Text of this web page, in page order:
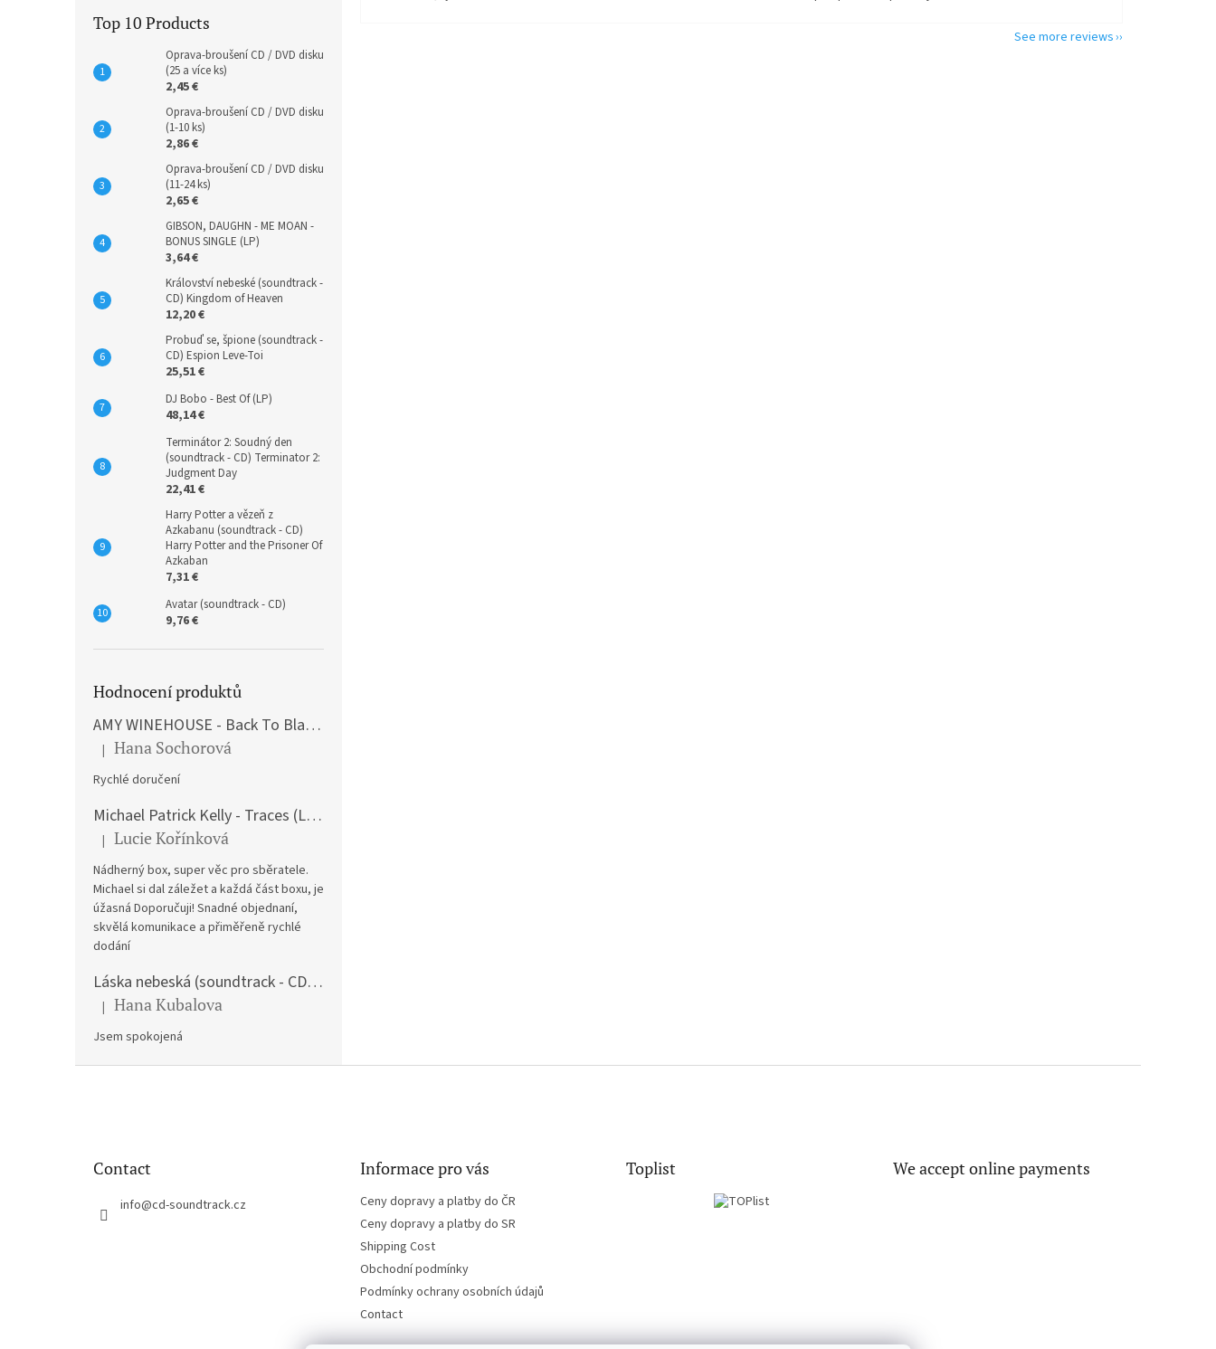
Top 10 Products
Oprava-broušení CD / DVD disku
(25 a více ks)
2,45 €
Oprava-broušení CD / DVD disku
(1-10 ks)
2,86 €
Oprava-broušení CD / DVD disku
(11-24 ks)
2,65 €
GIBSON, DAUGHN - ME MOAN -
BONUS SINGLE (LP)
3,64 €
Království nebeské (soundtrack -
CD) Kingdom of Heaven
12,20 €
Probuď se, špione (soundtrack -
CD) Espion Leve-Toi
25,51 €
DJ Bobo - Best Of (LP)
48,14 €
Terminátor 2: Soudný den
(soundtrack - CD) Terminator 2:
Judgment Day
22,41 €
Harry Potter a vězeň z
Azkabanu (soundtrack - CD)
Harry Potter and the Prisoner Of
Azkaban
7,31 €
Avatar (soundtrack - CD)
9,76 €
Hodnocení produktů
AMY WINEHOUSE - Back To Black (LP)
The product rating is 5 out of 5 stars.
| Hana Sochorová
Rychlé doručení
Michael Patrick Kelly - Traces (Limited Edition) (Premium Box-Set) (LP)
The product rating is 5 out of 5 stars.
| Lucie Kořínková
Nádherný box, super věc pro sběratele.
Michael si dal záležet a každá část boxu, je
úžasná Doporučuji! Snadné objednaní,
skvělá komunikace a přiměřeně rychlé
dodání
Láska nebeská (soundtrack - CD) Love Actually
The product rating is 5 out of 5 stars.
| Hana Kubalova
Jsem spokojená
See more reviews
Contact
info@cd-soundtrack.cz
Informace pro vás
Ceny dopravy a platby do ČR
Ceny dopravy a platby do SR
Shipping Cost
Obchodní podmínky
Podmínky ochrany osobních údajů
Contact
Toplist We accept online payments